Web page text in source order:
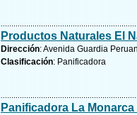
Productos Naturales El
Dirección: Avenida Guardia
Clasificación: Panificadora
Panificadora La Monarca